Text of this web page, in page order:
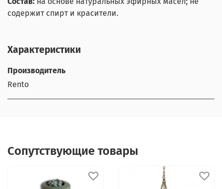
содержит спирт и красители.
Характеристики
Производитель
Rento
Сопутствующие товары